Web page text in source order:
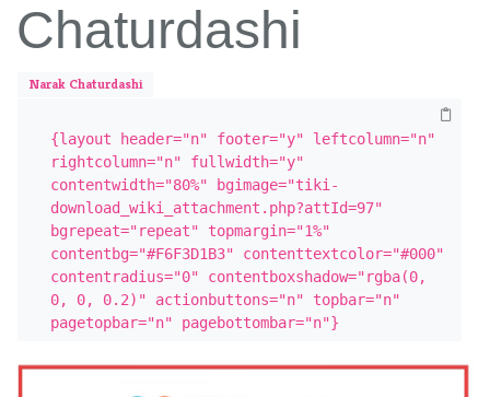
Chaturdashi
Narak Chaturdashi
{layout header="n" footer="y" leftcolumn="n"
rightcolumn="n" fullwidth="y"
contentwidth="80%" bgimage="tiki-
download_wiki_attachment.php?attId=97"
bgrepeat="repeat" topmargin="1%"
contentbg="#F6F3D1B3" contenttextcolor="#000"
contentradius="0" contentboxshadow="rgba(0,
0, 0, 0.2)" actionbuttons="n" topbar="n"
pagetopbar="n" pagebottombar="n"}